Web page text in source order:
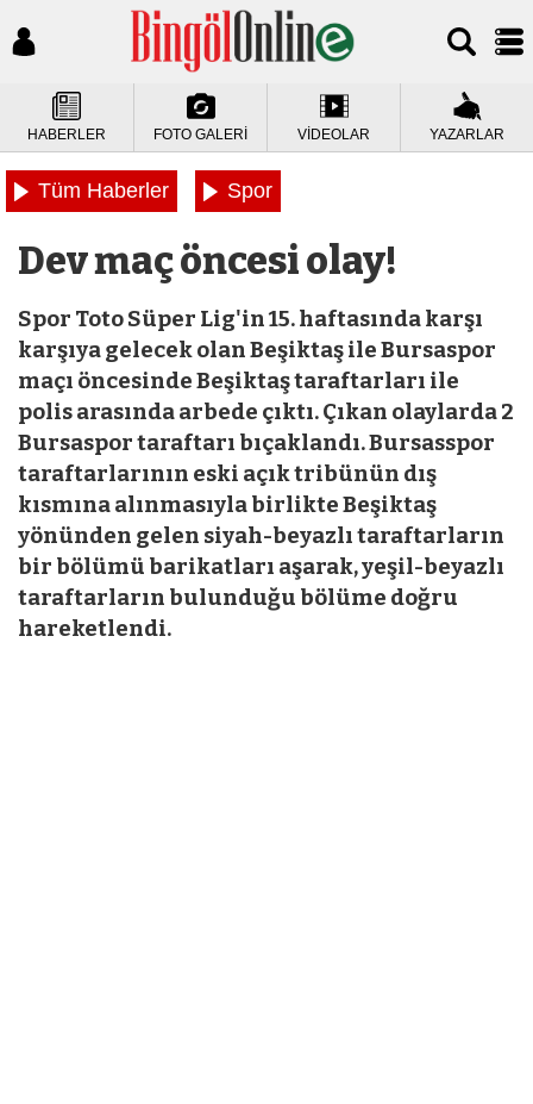
HABERLER FOTO GALERİ VİDEOLAR YAZARLAR
Tüm Haberler Spor
Dev maç öncesi olay!
Spor Toto Süper Lig'in 15. haftasında karşı
karşıya gelecek olan Beşiktaş ile Bursaspor
maçı öncesinde Beşiktaş taraftarları ile
polis arasında arbede çıktı. Çıkan olaylarda 2
Bursaspor taraftarı bıçaklandı. Bursasspor
taraftarlarının eski açık tribünün dış
kısmına alınmasıyla birlikte Beşiktaş
yönünden gelen siyah-beyazlı taraftarların
bir bölümü barikatları aşarak, yeşil-beyazlı
taraftarların bulunduğu bölüme doğru
hareketlendi.